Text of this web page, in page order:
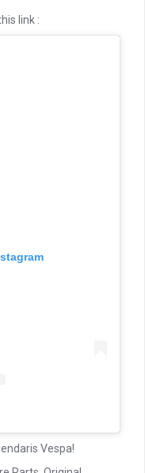
link :
Vespa!